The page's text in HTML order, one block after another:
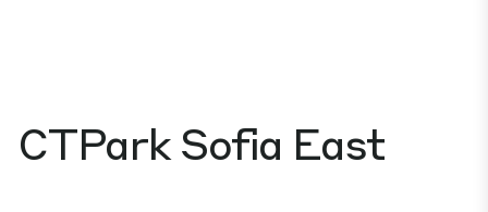
CTPark Sofia East